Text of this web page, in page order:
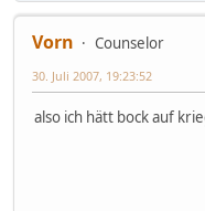
Vorn
Counselor
30. Juli 2007, 19:23:52
also ich hätt bock auf